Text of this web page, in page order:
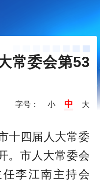
常委会第53
字号： 小 中 大
四届人大常委
。市人大常委会
李江南主持会